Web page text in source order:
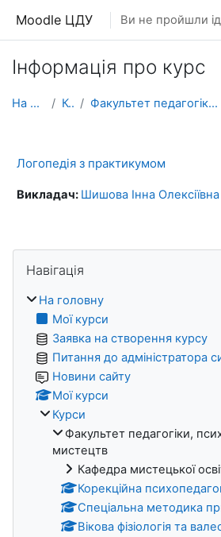
Moodle ЦДУ Ви не пройшли
Інформація про курс
На головну Курси Факультет педагогіки, психології та мистецтв
Логопедія з практикумом
Викладач: Шишова Інна Олексіївна
Блоки
Навігація
На головну
Мої курси
Заявка на створення курсу
Питання до адміністратора
Новини сайту
Мої курси
Курси
Факультет педагогіки,
мистецтв
Кафедра мистецької
Корекційна
Спеціальна методика
Вікова фізіологія та